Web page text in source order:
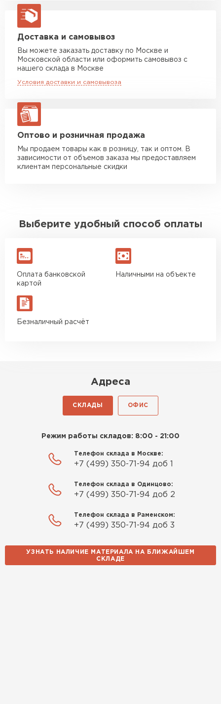
Машина до 10 тн до 37 м3
макс. длина груза 8 м
Машина до 20 тн до 80 м3
Манипулятор до 5 тн
макс. длина груза 6 м
от 7 000 руб
макс. длина груза 8 м
Манипулятор до 20 тн
макс. длина груза 13,5 м
ЗАКАЗАТЬ С ДОСТАВКОЙ
Доставка и самовывоз
Вы можете заказать доставку по Москве и
Московской области или оформить самовывоз с
нашего склада в Москве
Условия доставки и самовывоза
Оптово и розничная продажа
Мы продаем товары как в розницу, так и оптом. В
зависимости от объемов заказа мы предоставляем
клиентам персональные скидки
Выберите удобный способ оплаты
Оплата банковской
картой
Наличными на объекте
Безналичный расчёт
Адреса
СКЛАДЫ ОФИС
Режим работы складов: 8:00 - 21:00
Телефон склада в Москве:
+7 (499) 350-71-94 доб 1
Телефон склада в Одинцово:
+7 (499) 350-71-94 доб 2
Телефон склада в Раменском:
+7 (499) 350-71-94 доб 3
УЗНАТЬ НАЛИЧИЕ МАТЕРИАЛА НА БЛИЖАЙШЕМ
СКЛАДЕ